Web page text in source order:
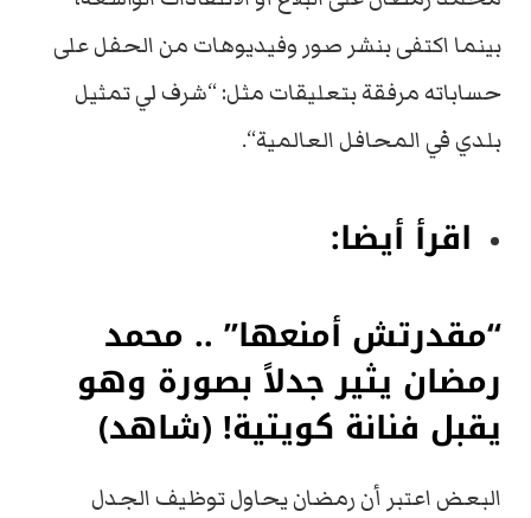
بينما اكتفىبنشر صور وفيديوهاتمنالحفلعلى
حساباتهمرفقةبتعليقاتمثل: “شرفليتمثيل
بلديفيالمحافلالعالمية“.
اقرأ أيضا:
“مقدرتش أمنعها” .. محمد
رمضان يثير جدلاً بصورة وهو
يقبل فنانة كويتية! (شاهد)
البعضاعتبر أنرمضانيحاولتوظيفالجدل